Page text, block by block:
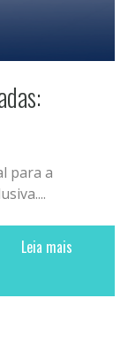
para a
Leia mais